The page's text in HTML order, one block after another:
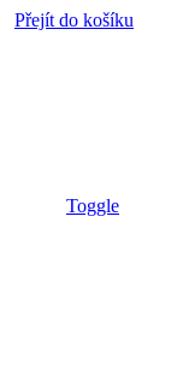
Přejít do košíku
Toggle